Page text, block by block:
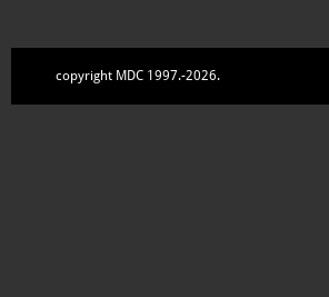
copyright MDC 1997.-2026.